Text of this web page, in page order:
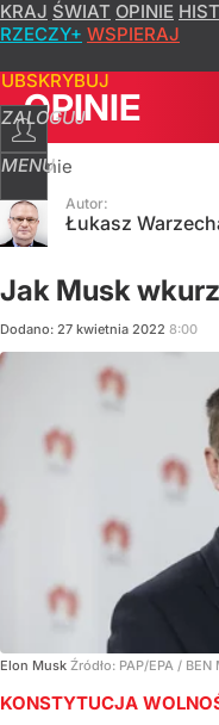
KRAJ ŚWIAT OPINIE
RZECZY+ WSPIERAJ
ZALOGUJ
MENU
OPINIE
Opinie
Autor:
Łukasz
Jak Musk
Dodano: 27 kwietnia 2022 8:00
Elon Musk Źródło: PAP/EPA / BEN
KONSTYTUCJA